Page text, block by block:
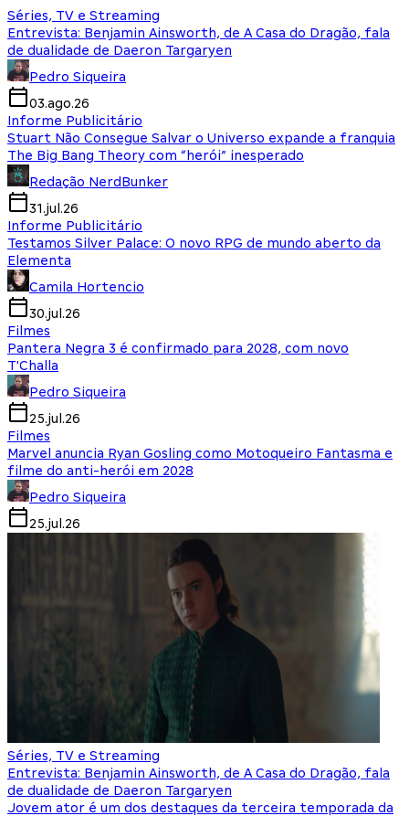
Séries, TV e Streaming
Entrevista: Benjamin Ainsworth, de A Casa do Dragão, fala
de dualidade de Daeron Targaryen
Pedro Siqueira
03.ago.26
Informe Publicitário
Stuart Não Consegue Salvar o Universo expande a franquia
The Big Bang Theory com “herói” inesperado
Redação NerdBunker
31.jul.26
Informe Publicitário
Testamos Silver Palace: O novo RPG de mundo aberto da
Elementa
Camila Hortencio
30.jul.26
Filmes
Pantera Negra 3 é confirmado para 2028, com novo
T'Challa
Pedro Siqueira
25.jul.26
Filmes
Marvel anuncia Ryan Gosling como Motoqueiro Fantasma e
filme do anti-herói em 2028
Pedro Siqueira
25.jul.26
Séries, TV e Streaming
Entrevista: Benjamin Ainsworth, de A Casa do Dragão, fala
de dualidade de Daeron Targaryen
Jovem ator é um dos destaques da terceira temporada da